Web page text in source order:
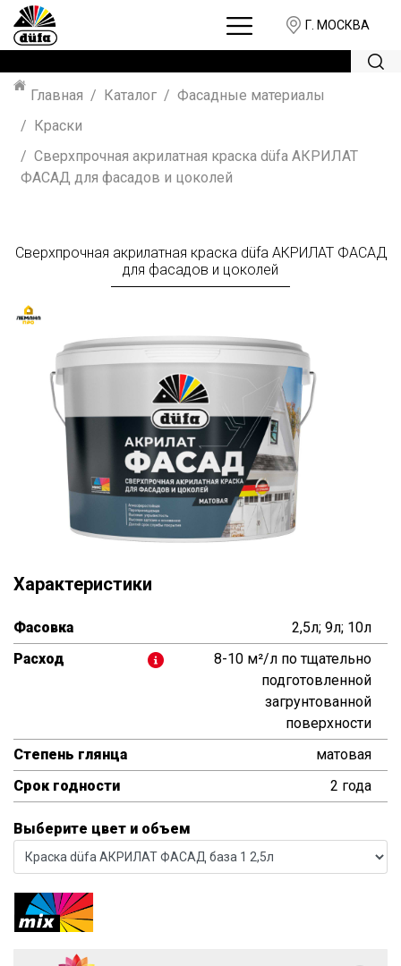
Г. МОСКВА
Главная Каталог
Фасадные материалы
Краски
Сверхпрочная акрилатная краска düfa АКРИЛАТ
ФАСАД для фасадов и цоколей
Сверхпрочная акрилатная краска düfa АКРИЛАТ ФАСАД
для фасадов и цоколей
Характеристики
Фасовка
2,5л; 9л; 10л
Расход
8-10 м²/л по тщательно
подготовленной
загрунтованной
поверхности
Степень глянца
матовая
Срок годности
2 года
Выберите цвет и объем